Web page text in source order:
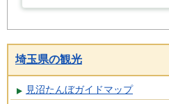
埼玉県の観光
見沼たんぼガイドマップ